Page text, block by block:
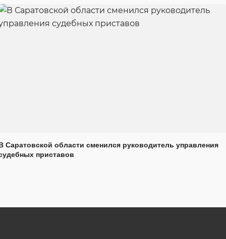
Саратовской области сменился руководитель управления
приставов